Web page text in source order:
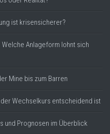
ist krisensicherer?
Anlageform lohnt sich
Mine bis zum Barren
Wechselkurs entscheidend ist
und Prognosen im Überblick